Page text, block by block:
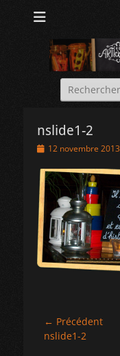
Rechercher :
nslide1-2
Posted12 novembre 2013
Navigation
de
← Précédent
Article
nslide1-2